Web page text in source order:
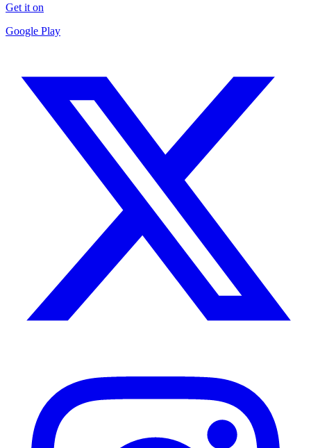
Get it on
Google Play